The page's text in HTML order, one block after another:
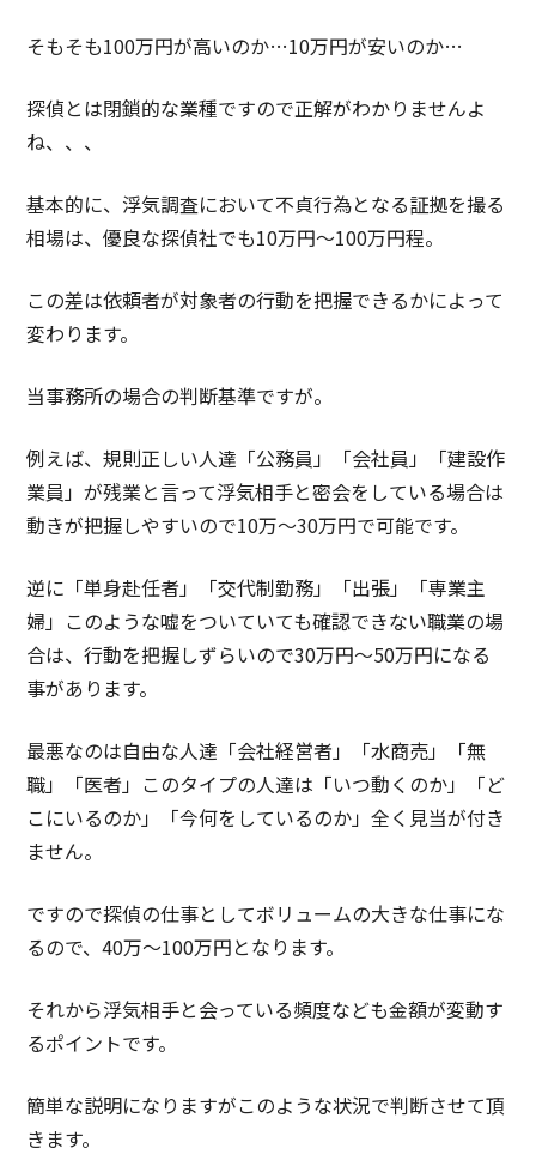
そもそも100万円が高いのか…10万円が安いのか…
探偵とは閉鎖的な業種ですので正解がわかりませんよ
ね、、、
基本的に、浮気調査において不貞行為となる証拠を撮る
相場は、優良な探偵社でも10万円～100万円程。
この差は依頼者が対象者の行動を把握できるかによって
変わります。
当事務所の場合の判断基準ですが。
例えば、規則正しい人達「公務員」「会社員」「建設作
業員」が残業と言って浮気相手と密会をしている場合は
動きが把握しやすいので10万～30万円で可能です。
逆に「単身赴任者」「交代制勤務」「出張」「専業主
婦」このような嘘をついていても確認できない職業の場
合は、行動を把握しずらいので30万円～50万円になる
事があります。
最悪なのは自由な人達「会社経営者」「水商売」「無
職」「医者」このタイプの人達は「いつ動くのか」「ど
こにいるのか」「今何をしているのか」全く見当が付き
ません。
ですので探偵の仕事としてボリュームの大きな仕事にな
るので、40万～100万円となります。
それから浮気相手と会っている頻度なども金額が変動す
るポイントです。
簡単な説明になりますがこのような状況で判断させて頂
きます。